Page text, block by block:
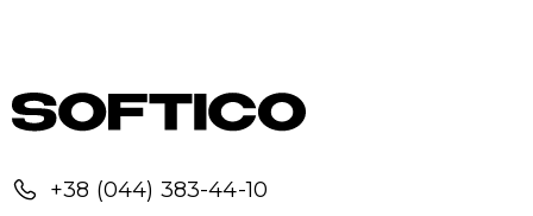
+38 (044) 383-44-10